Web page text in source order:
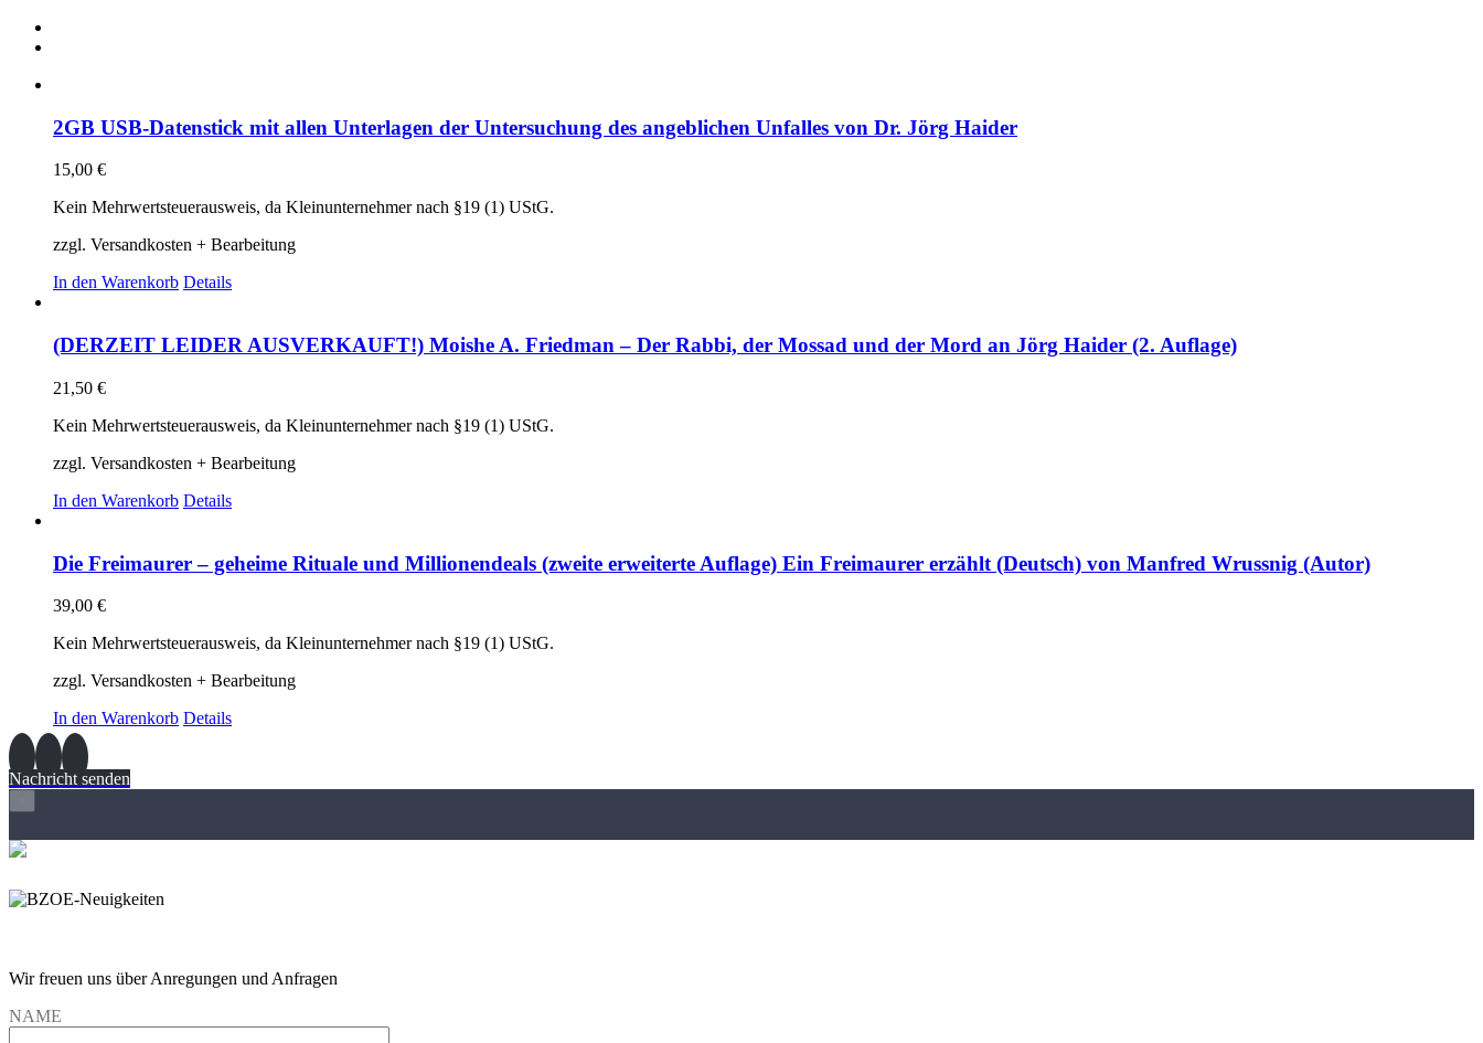
2GB USB-Datenstick mit allen Unterlagen der Untersuchung des angeblichen Unfalles von Dr. Jörg Haider
15,00 €
Kein Mehrwertsteuerausweis, da Kleinunternehmer nach §19 (1) UStG.
zzgl. Versandkosten + Bearbeitung
In den Warenkorb Details
(DERZEIT LEIDER AUSVERKAUFT!) Moishe A. Friedman – Der Rabbi, der Mossad und der Mord an Jörg Haider (2. Auflage)
21,50 €
Kein Mehrwertsteuerausweis, da Kleinunternehmer nach §19 (1) UStG.
zzgl. Versandkosten + Bearbeitung
In den Warenkorb Details
Die Freimaurer – geheime Rituale und Millionendeals (zweite erweiterte Auflage) Ein Freimaurer erzählt (Deutsch) von Manfred Wrussnig (Autor)
39,00 €
Kein Mehrwertsteuerausweis, da Kleinunternehmer nach §19 (1) UStG.
zzgl. Versandkosten + Bearbeitung
In den Warenkorb Details
Nachricht senden
Wir freuen uns über Anregungen und Anfragen
NAME